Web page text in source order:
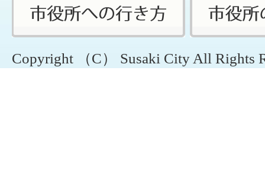
Copyright （C） Susaki City All Rights